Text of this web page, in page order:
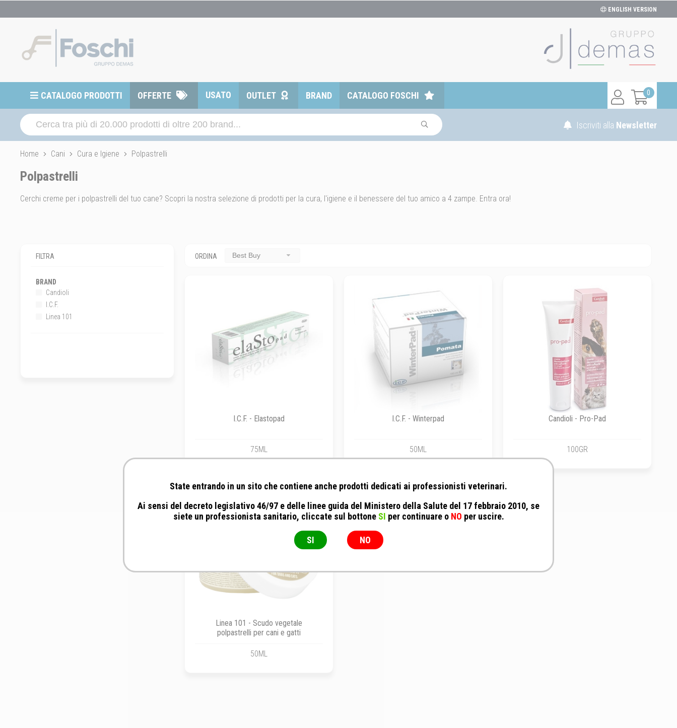
ENGLISH VERSION
0
CATALOGO PRODOTTI OFFERTE USATO OUTLET BRAND CATALOGO FOSCHI
Iscriviti alla Newsletter
Home Cani Cura e Igiene Polpastrelli
Polpastrelli
Cerchi creme per i polpastrelli del tuo cane? Scopri la nostra selezione di prodotti per la cura, l'igiene e il benessere del tuo amico a 4 zampe. Entra ora!
FILTRA
BRAND
Candioli
I.C.F.
Linea 101
ORDINA Best Buy
I.C.F. - Elastopad
75ML
I.C.F. - Winterpad
50ML
Candioli - Pro-Pad
100GR
Linea 101 - Scudo vegetale
polpastrelli per cani e gatti
50ML
State entrando in un sito che contiene anche prodotti dedicati ai professionisti veterinari.
Ai sensi del decreto legislativo 46/97 e delle linee guida del Ministero della Salute del 17 febbraio 2010, se
siete un professionista sanitario, cliccate sul bottone SI per continuare o NO per uscire.
SI NO